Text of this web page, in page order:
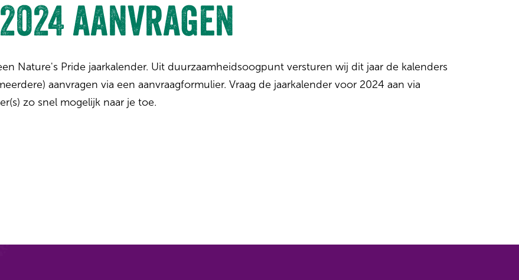
aanvragen
Nature's Pride jaarkalender. Uit duurzaamheidsoogpunt versturen wij dit jaar de kalenders
aanvragen via een aanvraagformulier. Vraag de jaarkalender voor 2024 aan via
zo snel mogelijk naar je toe.